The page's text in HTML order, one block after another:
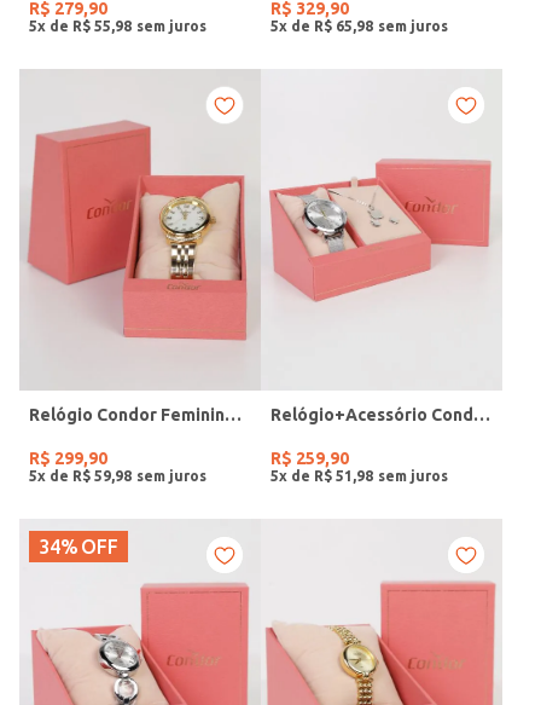
R$ 279,90
5x de R$ 55 98
R$ 329,90
5x de R$ 65 98
Relógio Condor Feminino DOURADO
R$ 299,90
5x de R$ 59 98
Relógio+Acessório Condor Feminino PRATA
R$ 259,90
5x de R$ 51 98
34% OFF